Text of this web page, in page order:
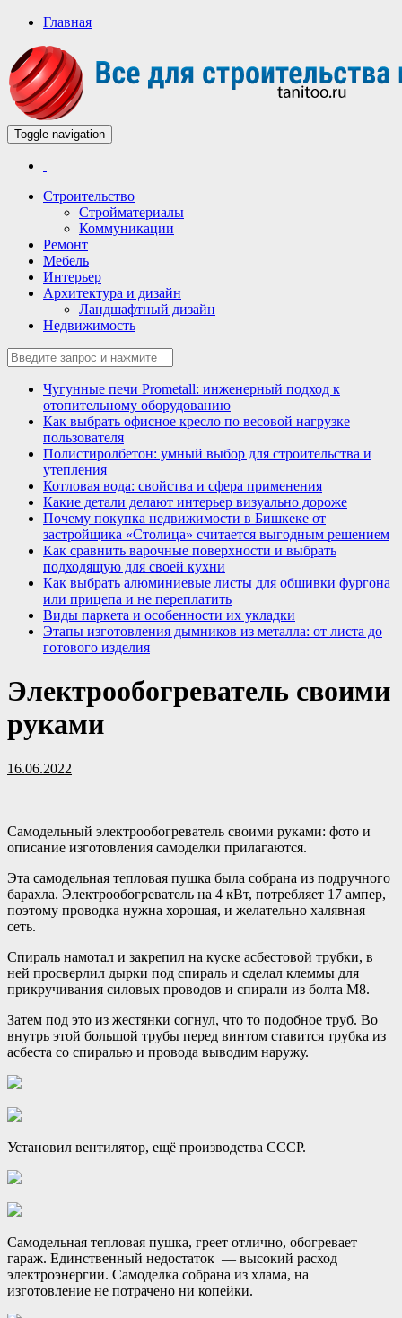
Главная
Строительный портал
Всё для строительства и ремонта
Toggle navigation
Строительство
Стройматериалы
Коммуникации
Ремонт
Мебель
Интерьер
Архитектура и дизайн
Ландшафтный дизайн
Недвижимость
Чугунные печи Prometall: инженерный подход к
отопительному оборудованию
Как выбрать офисное кресло по весовой нагрузке
пользователя
Полистиролбетон: умный выбор для строительства и
утепления
Котловая вода: свойства и сфера применения
Какие детали делают интерьер визуально дороже
Почему покупка недвижимости в Бишкеке от
застройщика «Столица» считается выгодным решением
Как сравнить варочные поверхности и выбрать
подходящую для своей кухни
Как выбрать алюминиевые листы для обшивки фургона
или прицепа и не переплатить
Виды паркета и особенности их укладки
Этапы изготовления дымников из металла: от листа до
готового изделия
Электрообогреватель своими
руками
16.06.2022
Самодельный электрообогреватель своими руками: фото и
описание изготовления самоделки прилагаются.
Эта самодельная тепловая пушка была собрана из подручного
барахла. Электрообогреватель на 4 кВт, потребляет 17 ампер,
поэтому проводка нужна хорошая, и желательно халявная
сеть.
Спираль намотал и закрепил на куске асбестовой трубки, в
ней просверлил дырки под спираль и сделал клеммы для
прикручивания силовых проводов и спирали из болта М8.
Затем под это из жестянки согнул, что то подобное труб. Во
внутрь этой большой трубы перед винтом ставится трубка из
асбеста со спиралью и провода выводим наружу.
Установил вентилятор, ещё производства СССР.
Самодельная тепловая пушка, греет отлично, обогревает
гараж. Единственный недостаток — высокий расход
электроэнергии. Самоделка собрана из хлама, на
изготовление не потрачено ни копейки.